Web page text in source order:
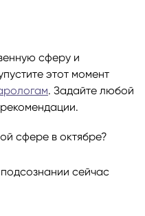
сферу и
этот момент
. Задайте любой
сфере в октябре?
сейчас